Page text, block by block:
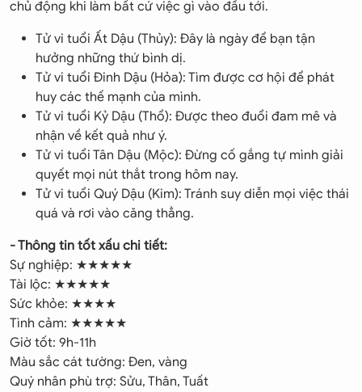
chủ động khi làm bất cứ việc gì vào đầu tới.
Tử vi tuổi Ất Dậu (Thủy): Đây là ngày để bạn tận
hưởng những thứ bình dị.
Tử vi tuổi Đinh Dậu (Hỏa): Tìm được cơ hội để phát
huy các thế mạnh của mình.
Tử vi tuổi Kỷ Dậu (Thổ): Được theo đuổi đam mê và
nhận về kết quả như ý.
Tử vi tuổi Tân Dậu (Mộc): Đừng cố gắng tự mình giải
quyết mọi nút thắt trong hôm nay.
Tử vi tuổi Quý Dậu (Kim): Tránh suy diễn mọi việc thái
quá và rơi vào căng thẳng.
- Thông tin tốt xấu chi tiết:
Sự nghiệp: ★★★★★
Tài lộc: ★★★★★
Sức khỏe: ★★★★
Tình cảm: ★★★★★
Giờ tốt: 9h-11h
Màu sắc cát tường: Đen, vàng
Quý nhân phù trợ: Sửu, Thân, Tuất